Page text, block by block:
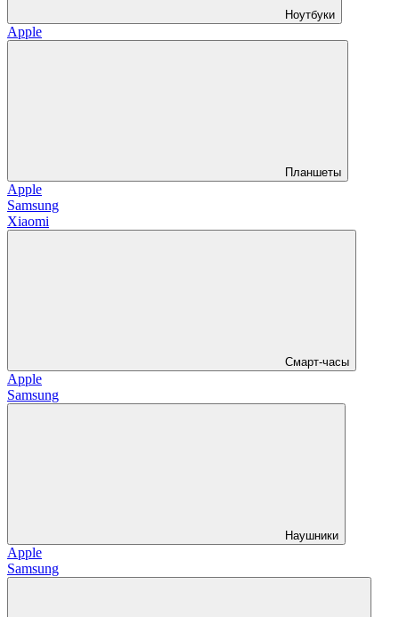
Ноутбуки
Apple
Планшеты
Apple
Samsung
Xiaomi
Смарт-часы
Apple
Samsung
Наушники
Apple
Samsung